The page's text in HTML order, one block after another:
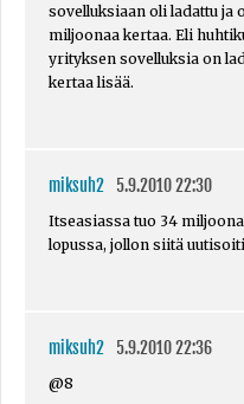
sovelluksiaan oli ladattu ja
miljoonaa kertaa. Eli
yrityksen sovelluksia on
kertaa lisää.
miksuh2 5.9.2010 22:30
Itseasiassa tuo 34
lopussa, jollon siitä
miksuh2 5.9.2010 22:36
@8